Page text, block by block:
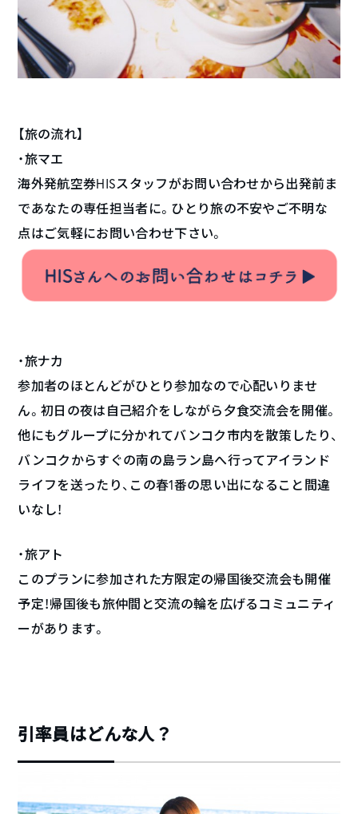
【旅の流れ】
・旅マエ
海外発航空券HISスタッフがお問い合わせから出発前ま
であなたの専任担当者に。ひとり旅の不安やご不明な
点はご気軽にお問い合わせ下さい。
・旅ナカ
参加者のほとんどがひとり参加なので心配いりませ
ん。初日の夜は自己紹介をしながら夕食交流会を開催。
他にもグループに分かれてバンコク市内を散策したり、
バンコクからすぐの南の島ラン島へ行ってアイランド
ライフを送ったり、この春1番の思い出になること間違
いなし！
・旅アト
このプランに参加された方限定の帰国後交流会も開催
予定！帰国後も旅仲間と交流の輪を広げるコミュニティ
ーがあります。
引率員はどんな人？